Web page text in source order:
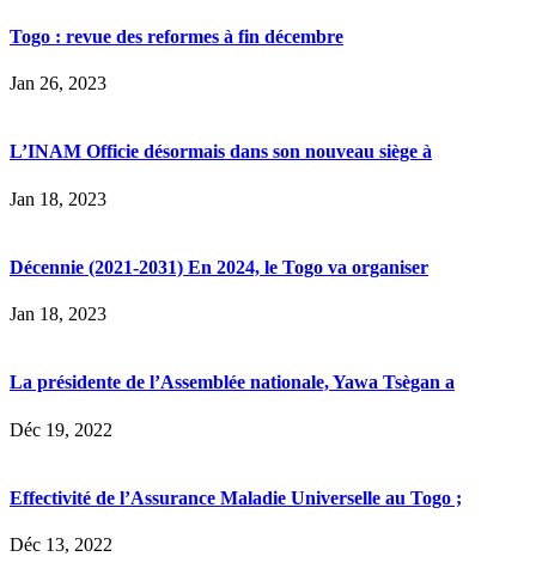
Togo : revue des reformes à fin décembre
Jan 26, 2023
L’INAM Officie désormais dans son nouveau siège à
Jan 18, 2023
Décennie (2021-2031) En 2024, le Togo va organiser
Jan 18, 2023
La présidente de l’Assemblée nationale, Yawa Tsègan a
Déc 19, 2022
Effectivité de l’Assurance Maladie Universelle au Togo ;
Déc 13, 2022